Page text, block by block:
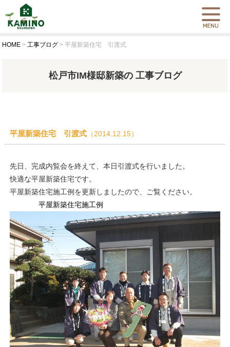
HOME >工事ブログ >平屋新築住宅 引渡式
松戸市IM様邸新築の 工事ブログ
平屋新築住宅 引渡式（2014.12.15）
先日、完成内覧会を終えて、本日引渡式を行いました。
快適な平屋新築住宅です。
平屋新築住宅施工例を更新しましたので、ご覧ください。
平屋新築住宅施工例